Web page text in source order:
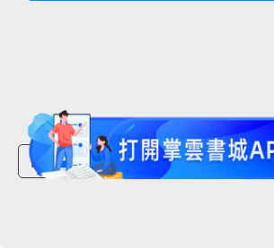
上一章節